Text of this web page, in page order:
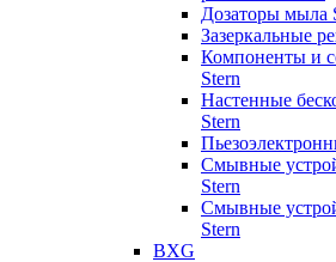
Дозаторы мыла
Зазеркальные
Компоненты и
Stern
Настенные
Stern
Смывные
Stern
Смывные
Stern
BXG